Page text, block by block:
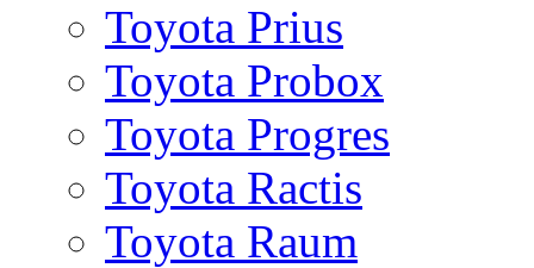
Toyota Prius
Toyota Probox
Toyota Progres
Toyota Ractis
Toyota Raum